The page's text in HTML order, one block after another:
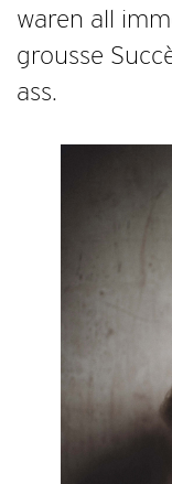
waren all
grousse
ass.